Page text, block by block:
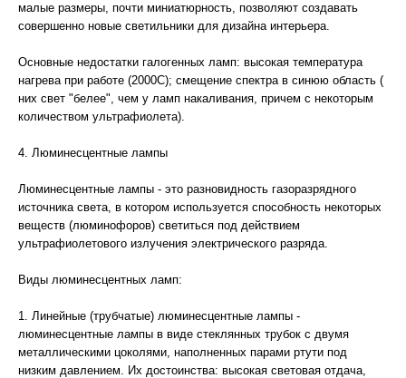
малые размеры, почти миниатюрность, позволяют создавать
совершенно новые светильники для дизайна интерьера.
Основные недостатки галогенных ламп: высокая температура
нагрева при работе (2000C); смещение спектра в синюю область (
них свет "белее", чем у ламп накаливания, причем с некоторым
количеством ультрафиолета).
4. Люминесцентные лампы
Люминесцентные лампы - это разновидность газоразрядного
источника света, в котором используется способность некоторых
веществ (люминофоров) светиться под действием
ультрафиолетового излучения электрического разряда.
Виды люминесцентных ламп:
1. Линейные (трубчатые) люминесцентные лампы -
люминесцентные лампы в виде стеклянных трубок с двумя
металлическими цоколями, наполненных парами ртути под
низким давлением. Их достоинства: высокая световая отдача,